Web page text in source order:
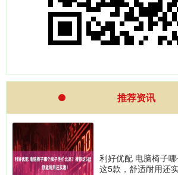
推荐资讯
利好优配 电脑椅子
这5款，舒适耐用还